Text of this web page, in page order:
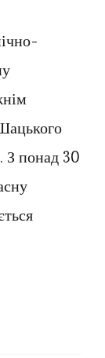
З понад 30